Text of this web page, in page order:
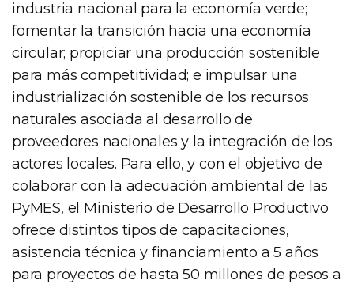
industria nacional para la economía verde;
fomentar la transición hacia una economía
circular; propiciar una producción sostenible
para más competitividad; e impulsar una
industrialización sostenible de los recursos
naturales asociada al desarrollo de
proveedores nacionales y la integración de los
actores locales. Para ello, y con el objetivo de
colaborar con la adecuación ambiental de las
PyMES, el Ministerio de Desarrollo Productivo
ofrece distintos tipos de capacitaciones,
asistencia técnica y financiamiento a 5 años
para proyectos de hasta 50 millones de pesos a